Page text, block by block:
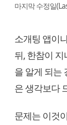
마지막 수정일
소개팅 앱이
뒤, 한참이
을 알게 되는
은 생각보다
문제는 이것